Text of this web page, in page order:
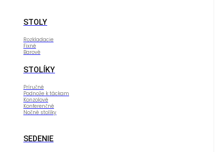
STOLY
Rozkladacie
Fixné
Barové
STOLÍKY
Príručné
Podnože k táckam
Konzolové
Konferenčné
Nočné stolíky
SEDENIE